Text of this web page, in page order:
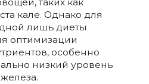
кале. Однако для
лишь диеты
оптимизации
особенно
низкий уровень